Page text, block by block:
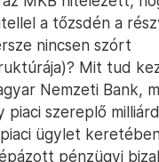
a tőzsdén a
nincsen szórt
Mit tud
Nemzeti Bank,
piaci szereplő
ügylet
pénzügyi